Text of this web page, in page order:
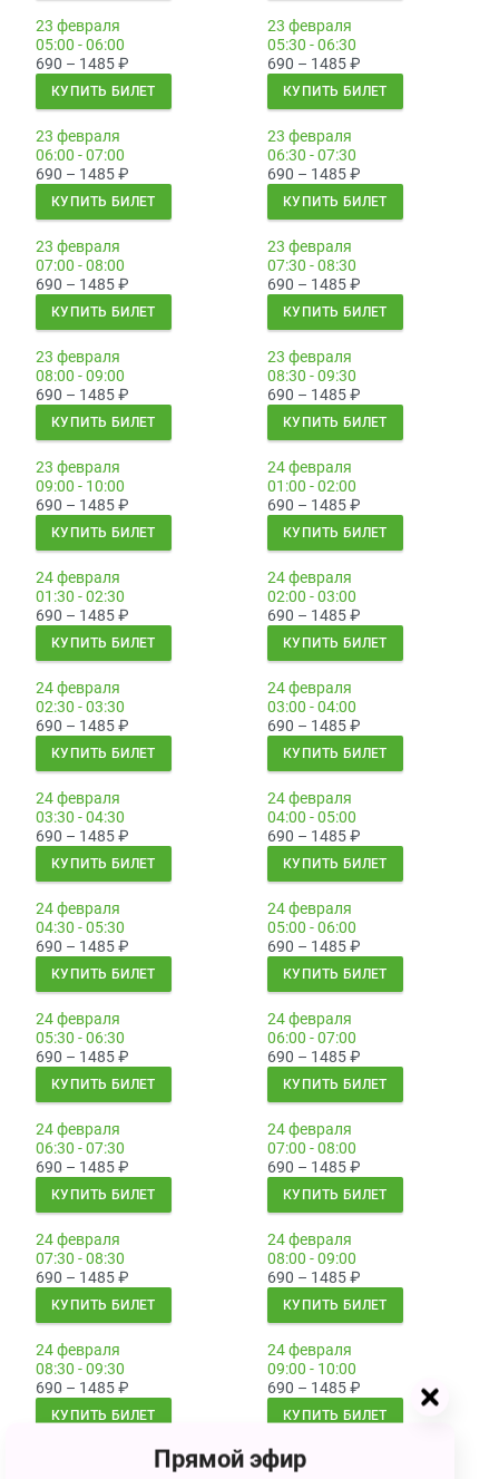
23 февраля
05:00 - 06:00
690 – 1485₽
КУПИТЬ БИЛЕТ
23 февраля
05:30 - 06:30
690 – 1485₽
КУПИТЬ БИЛЕТ
23 февраля
06:00 - 07:00
690 – 1485₽
КУПИТЬ БИЛЕТ
23 февраля
06:30 - 07:30
690 – 1485₽
КУПИТЬ БИЛЕТ
23 февраля
07:00 - 08:00
690 – 1485₽
КУПИТЬ БИЛЕТ
23 февраля
07:30 - 08:30
690 – 1485₽
КУПИТЬ БИЛЕТ
23 февраля
08:00 - 09:00
690 – 1485₽
КУПИТЬ БИЛЕТ
23 февраля
08:30 - 09:30
690 – 1485₽
КУПИТЬ БИЛЕТ
23 февраля
09:00 - 10:00
690 – 1485₽
КУПИТЬ БИЛЕТ
24 февраля
01:00 - 02:00
690 – 1485₽
КУПИТЬ БИЛЕТ
24 февраля
01:30 - 02:30
690 – 1485₽
КУПИТЬ БИЛЕТ
24 февраля
02:00 - 03:00
690 – 1485₽
КУПИТЬ БИЛЕТ
24 февраля
02:30 - 03:30
690 – 1485₽
КУПИТЬ БИЛЕТ
24 февраля
03:00 - 04:00
690 – 1485₽
КУПИТЬ БИЛЕТ
24 февраля
03:30 - 04:30
690 – 1485₽
КУПИТЬ БИЛЕТ
24 февраля
04:00 - 05:00
690 – 1485₽
КУПИТЬ БИЛЕТ
24 февраля
04:30 - 05:30
690 – 1485₽
КУПИТЬ БИЛЕТ
24 февраля
05:00 - 06:00
690 – 1485₽
КУПИТЬ БИЛЕТ
24 февраля
05:30 - 06:30
690 – 1485₽
КУПИТЬ БИЛЕТ
24 февраля
06:00 - 07:00
690 – 1485₽
КУПИТЬ БИЛЕТ
24 февраля
06:30 - 07:30
690 – 1485₽
КУПИТЬ БИЛЕТ
24 февраля
07:00 - 08:00
690 – 1485₽
КУПИТЬ БИЛЕТ
24 февраля
07:30 - 08:30
690 – 1485₽
КУПИТЬ БИЛЕТ
24 февраля
08:00 - 09:00
690 – 1485₽
КУПИТЬ БИЛЕТ
24 февраля
08:30 - 09:30
690 – 1485₽
КУПИТЬ БИЛЕТ
24 февраля
09:00 - 10:00
690 – 1485₽
КУПИТЬ БИЛЕТ
25 февраля
Прямой эфир